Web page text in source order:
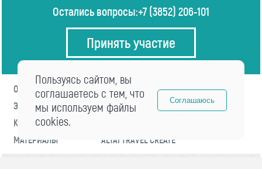
Остались вопросы:+7 (3852) 206-101
Принять участие
О ФОРУМЕ
ПРОГРАММА
ЭКСПЕРТЫ
НОВОСТИ
КОНТАКТЫ
МАТЕРИАЛЫ
ALTAI TRAVEL CREATE
Пользуясь сайтом, вы
соглашаетесь с тем, что
мы используем файлы
cookies.
Соглашаюсь